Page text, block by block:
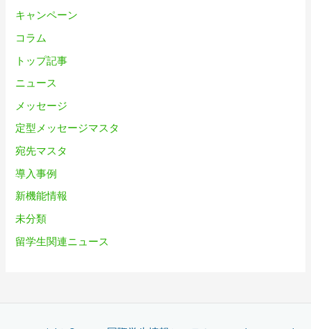
キャンペーン
コラム
トップ記事
ニュース
メッセージ
定型メッセージマスタ
宛先マスタ
導入事例
新機能情報
未分類
留学生関連ニュース